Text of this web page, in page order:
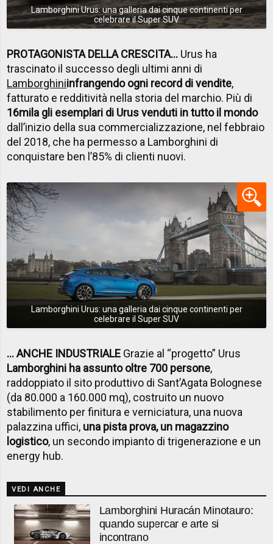
Lamborghini Urus: una galleria dai cinque continenti per
celebrare il Super SUV
PROTAGONISTA DELLA CRESCITA... Urus ha
trascinato il successo degli ultimi anni di
Lamborghiniinfrangendo ogni record di vendite,
fatturato e redditività nella storia del marchio. Più di
16mila gli esemplari di Urus venduti in tutto il mondo
dall’inizio della sua commercializzazione, nel febbraio
del 2018, che ha permesso a Lamborghini di
conquistare ben l’85% di clienti nuovi.
Lamborghini Urus: una galleria dai cinque continenti per
celebrare il Super SUV
... ANCHE INDUSTRIALE Grazie al “progetto” Urus
Lamborghini ha assunto oltre 700 persone,
raddoppiato il sito produttivo di Sant’Agata Bolognese
(da 80.000 a 160.000 mq), costruito un nuovo
stabilimento per finitura e verniciatura, una nuova
palazzina uffici, una pista prova, un magazzino
logistico, un secondo impianto di trigenerazione e un
energy hub.
VEDI ANCHE
Lamborghini Huracán Minotauro:
quando supercar e arte si
incontrano